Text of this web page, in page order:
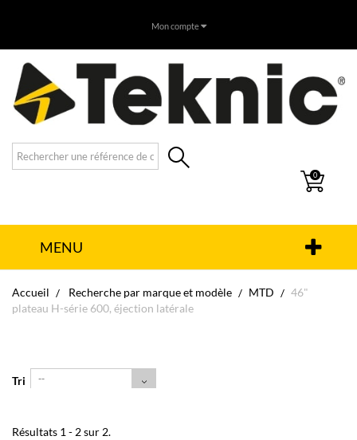
Mon compte
0
MENU
Accueil Recherche par marque et modèle MTD
46"
plateau H-série 600, éjection latérale
Tri --
Résultats 1 - 2 sur 2.